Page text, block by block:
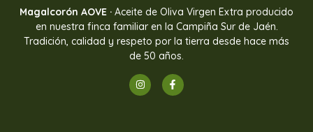
Magalcorón AOVE · Aceite de Oliva Virgen Extra producido
en nuestra finca familiar en la Campiña Sur de Jaén.
Tradición, calidad y respeto por la tierra desde hace más
de 50 años.